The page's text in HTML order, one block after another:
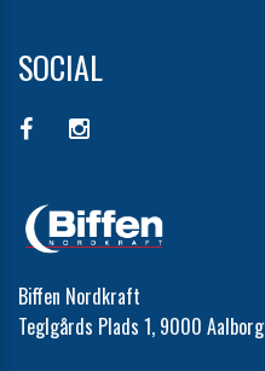
SOCIAL
Biffen Nordkraft
Teglgårds Plads 1, 9000 Aalborg